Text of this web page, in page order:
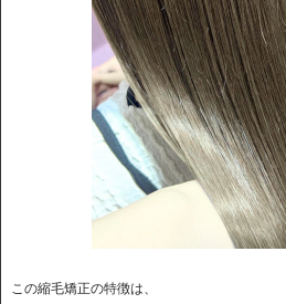
この縮毛矯正の特徴は、